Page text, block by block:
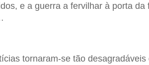
e a guerra a fervilhar à porta
tornaram-se tão